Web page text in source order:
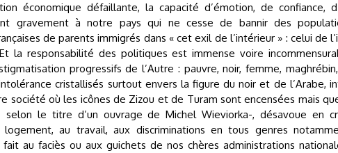
économique défaillante, la capacité d’émotion, de confiance,
gravement à notre pays qui ne cesse de bannir des
de parents immigrés dans « cet exil de l’intérieur » : celui de
la responsabilité des politiques est immense voire
progressifs de l’Autre : pauvre, noir, femme, maghrébin,
cristallisés surtout envers la figure du noir et de l’Arabe,
société où les icônes de Zizou et de Turam sont encensées mais
selon le titre d’un ouvrage de Michel Wieviorka-, désavoue en
au travail, aux discriminations en tous genres
au faciès ou aux guichets de nos chères administrations